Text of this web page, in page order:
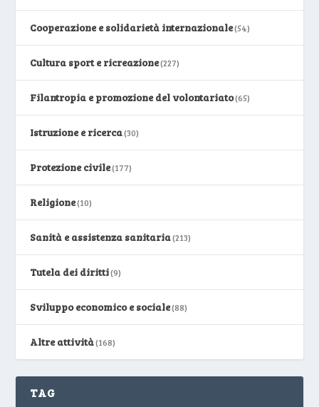
Cooperazione e solidarietà internazionale(54)
Cultura sport e ricreazione(227)
Filantropia e promozione del volontariato(65)
Istruzione e ricerca(30)
Protezione civile(177)
Religione(10)
Sanità e assistenza sanitaria(213)
Tutela dei diritti(9)
Sviluppo economico e sociale(88)
Altre attività(168)
TAG